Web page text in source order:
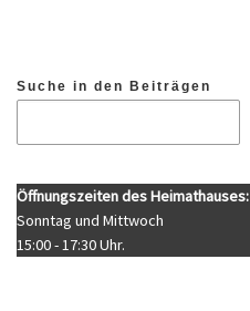
Suche in den Beiträgen
Öffnungszeiten des Heimathauses:
Sonntag und Mittwoch
15:00 - 17:30 Uhr.